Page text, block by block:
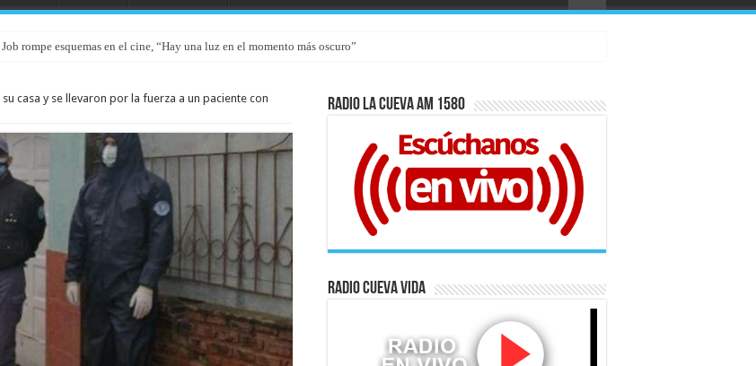
rompe esquemas en el cine, “Hay una luz en el momento más oscuro”
casa y se llevaron por la fuerza a un paciente con
Radio La cueva AM 1580
Radio Cueva Vida